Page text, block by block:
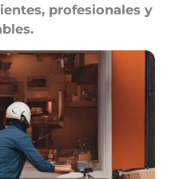
profesionales y